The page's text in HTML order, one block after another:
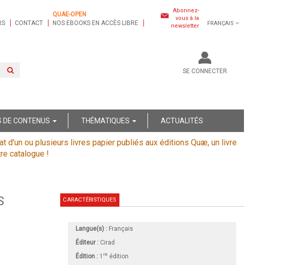
CONTACT
QUAE-OPEN
NOS EBOOKS EN ACCÈS LIBRE
Abonnez-
vous à la
newsletter
FRANÇAIS
SE CONNECTER
DE CONTENUS THÉMATIQUES ACTUALITÉS
d'un ou plusieurs livres papier publiés aux éditions Quæ, un livre
catalogue !
CARACTÉRISTIQUES
Langue(s) : Français
Éditeur : Cirad
Édition : 1 re édition